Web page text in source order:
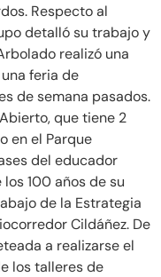
Respecto al
detalló su trabajo y
realizó una
feria de
de semana pasados.
que tiene 2
en el Parque
del educador
100 años de su
de la Estrategia
Cildáñez. De
a realizarse el
los talleres de